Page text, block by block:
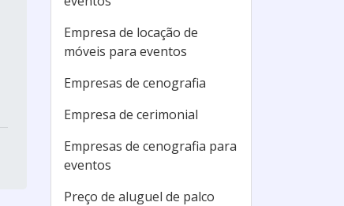
Empresa de locação de
móveis para eventos
Empresas de cenografia
Empresa de cerimonial
Empresas de cenografia para
eventos
Preço de aluguel de palco